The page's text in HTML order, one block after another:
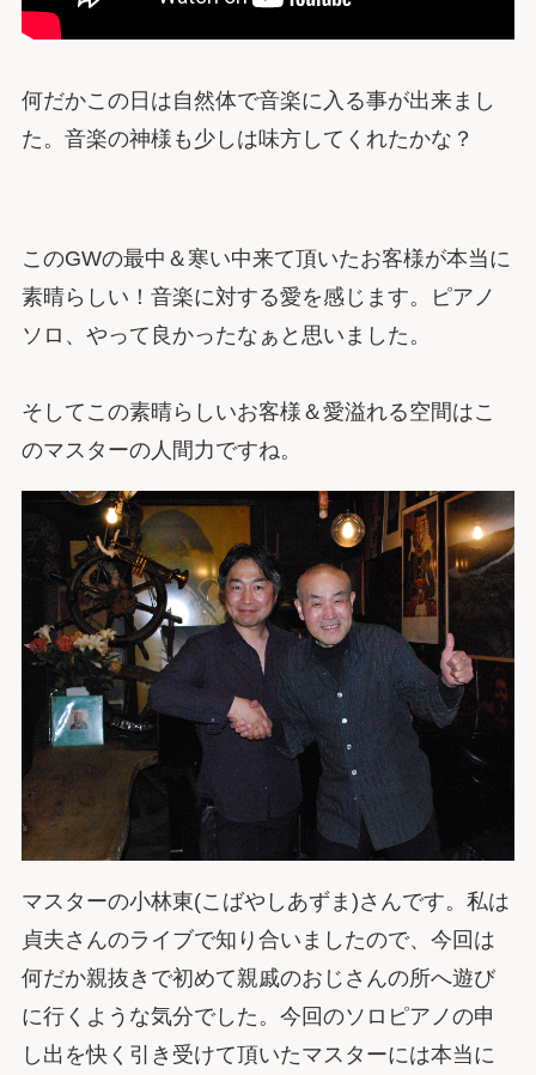
何だかこの日は自然体で音楽に入る事が出来まし
た。音楽の神様も少しは味方してくれたかな？
このGWの最中＆寒い中来て頂いたお客様が本当に
素晴らしい！音楽に対する愛を感じます。ピアノ
ソロ、やって良かったなぁと思いました。
そしてこの素晴らしいお客様＆愛溢れる空間はこ
のマスターの人間力ですね。
マスターの小林東(こばやしあずま)さんです。私は
貞夫さんのライブで知り合いましたので、今回は
何だか親抜きで初めて親戚のおじさんの所へ遊び
に行くような気分でした。今回のソロピアノの申
し出を快く引き受けて頂いたマスターには本当に